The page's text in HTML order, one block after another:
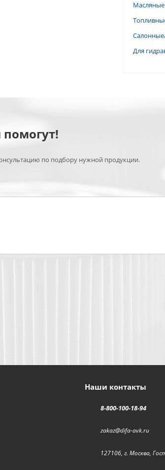
Масляные
Для
по подбору нужной продукции.
Наши контакты
8-800-100-18-94
zakaz@difa-avk.ru
127106, г. Москва,